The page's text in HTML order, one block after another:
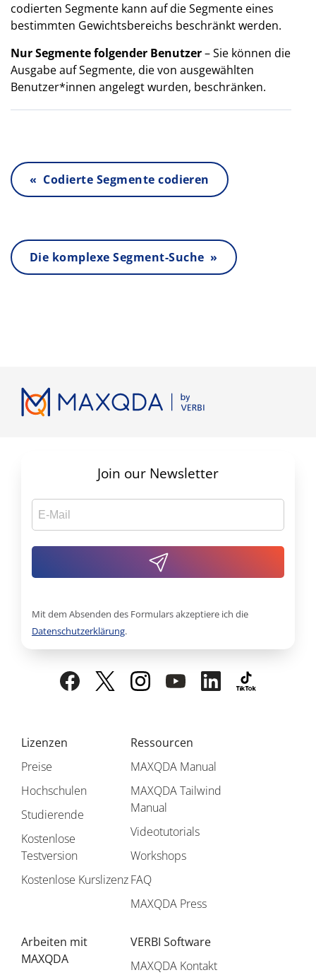
codierten Segmente kann auf die Segmente eines
bestimmten Gewichtsbereichs beschränkt werden.
Nur Segmente folgender Benutzer– Sie können die
Ausgabe auf Segmente, die von ausgewählten
Benutzer*innen angelegt wurden, beschränken.
« Codierte Segmente codieren
Die komplexe Segment-Suche »
Lizenzen
Preise
Hochschulen
Studierende
Kostenlose
Testversion
Kostenlose Kurslizenz
Ressourcen
MAXQDA Manual
MAXQDA Tailwind
Manual
Videotutorials
Workshops
FAQ
MAXQDA Press
Arbeiten mit
MAXQDA
VERBI Software
MAXQDA Kontakt
Join our Newsletter
Mit dem Absenden des Formulars akzeptiere ich die
Datenschutzerklärung.